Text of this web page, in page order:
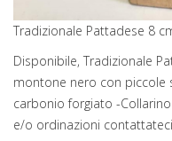
Tradizionale Pattadese 8
Disponibile, Tradizionale
montone nero con piccole
carbonio forgiato -
e/o ordinazioni